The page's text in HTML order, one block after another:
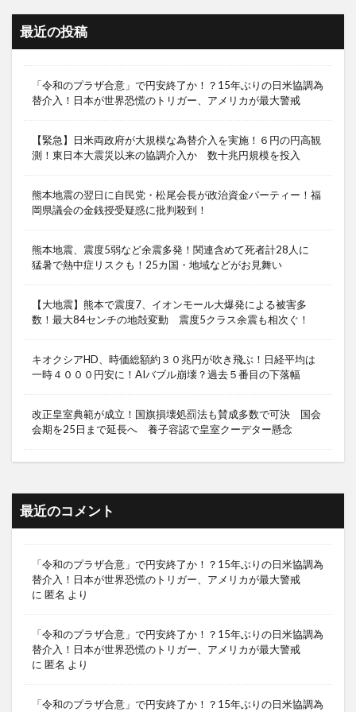
最近の投稿
「令和のプラザ合意」で円安終了か！？15年ぶりの日米協調為
替介入！日本が世界恐慌のトリガー、アメリカが最大警戒
【緊急】日米両政府が大規模な為替介入を実施！６円の円高観
測！東日本大震災以来の協調介入か 数十兆円規模を投入
熊本地震の翌日に自民党・松尾会長が政治資金パーティー！福
岡県議会の金銭授受疑惑に批判殺到！
熊本地震、震度5弱など余震多発！関連含めて死者計28人に
猛暑で熱中症リスクも！25カ国・地域などがお見舞い
【大地震】熊本で震度7、イオンモール大爆発による被害多
数！最大84センチの地殻変動 震度5クラス余震も相次ぐ！
キオクシアHD、時価総額約３０兆円が吹き飛ぶ！日経平均は
一時４０００円安に！AIバブル崩壊？過去５番目の下落幅
改正皇室典範が成立！国旗損壊処罰法も賛成多数で可決 国会
会期を25日まで延長へ 養子容認で皇室クーデター懸念
最近のコメント
「令和のプラザ合意」で円安終了か！？15年ぶりの日米協調為
替介入！日本が世界恐慌のトリガー、アメリカが最大警戒
に 匿名 より
「令和のプラザ合意」で円安終了か！？15年ぶりの日米協調為
替介入！日本が世界恐慌のトリガー、アメリカが最大警戒
に 匿名 より
「令和のプラザ合意」で円安終了か！？15年ぶりの日米協調為